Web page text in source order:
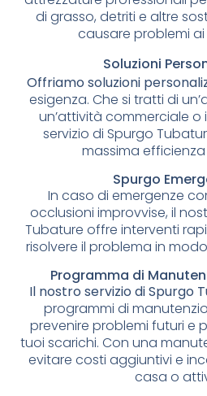
di grasso, detriti e altre
causare problemi
Soluzioni
Offriamo soluzioni
esigenza. Che si tratti di
un’attività commerciale o
servizio di Spurgo
massima efficienza
Spurgo
In caso di emergenze
occlusioni improvvise, il
Tubature offre interventi
risolvere il problema in
Programma di
Il nostro servizio di Spurgo
programmi di
prevenire problemi futuri e
tuoi scarichi. Con una
evitare costi aggiuntivi e
casa o